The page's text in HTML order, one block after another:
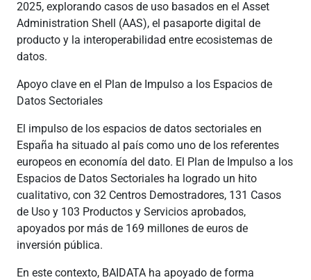
2025, explorando casos de uso basados en el Asset
Administration Shell (AAS), el pasaporte digital de
producto y la interoperabilidad entre ecosistemas de
datos.
Apoyo clave en el Plan de Impulso a los Espacios de
Datos Sectoriales
El impulso de los espacios de datos sectoriales en
España ha situado al país como uno de los referentes
europeos en economía del dato. El Plan de Impulso a los
Espacios de Datos Sectoriales ha logrado un hito
cualitativo, con 32 Centros Demostradores, 131 Casos
de Uso y 103 Productos y Servicios aprobados,
apoyados por más de 169 millones de euros de
inversión pública.
En este contexto, BAIDATA ha apoyado de forma